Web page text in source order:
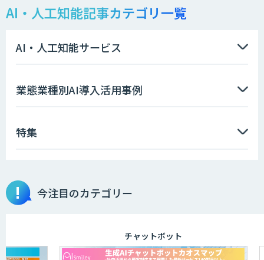
製造業特化型オーダーメイドAI開発（知
ソフトクリエイトのAI開発サービス
TDSEEye
APTOのAI受託開発
AI・人工知能記事カテゴリ一覧
AI・人工知能サービス
業態業種別AI導入活用事例
特集
今注目のカテゴリー
チャットボット